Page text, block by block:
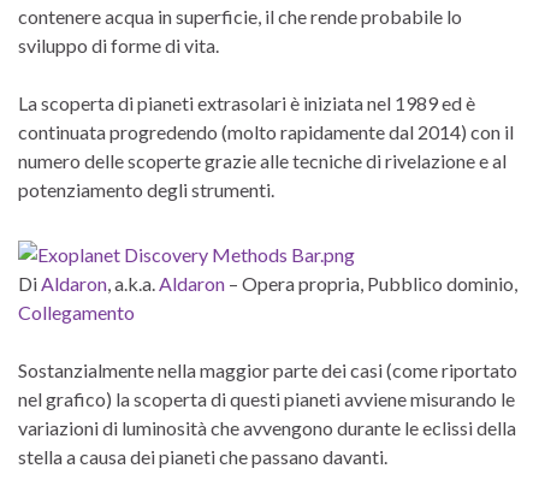
contenere acqua in superficie, il che rende probabile lo
sviluppo di forme di vita.
La scoperta di pianeti extrasolari è iniziata nel 1989 ed è
continuata progredendo (molto rapidamente dal 2014) con il
numero delle scoperte grazie alle tecniche di rivelazione e al
potenziamento degli strumenti.
Di Aldaron , a.k.a. Aldaron – Opera propria , Pubblico dominio,
Collegamento
Sostanzialmente nella maggior parte dei casi (come riportato
nel grafico) la scoperta di questi pianeti avviene misurando le
variazioni di luminosità che avvengono durante le eclissi della
stella a causa dei pianeti che passano davanti.